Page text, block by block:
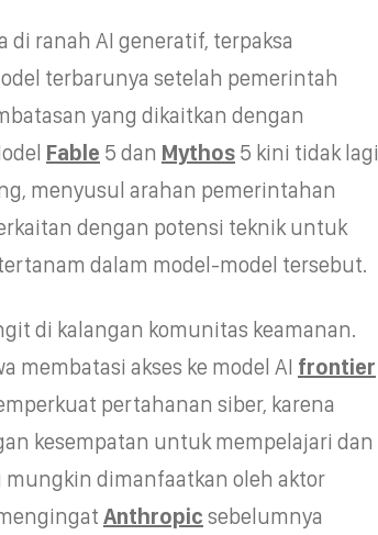
di ranah AI generatif, terpaksa
terbarunya setelah pemerintah
yang dikaitkan dengan
Fable 5 dan Mythos5 kini tidak lagi
menyusul arahan pemerintahan
dengan potensi teknik untuk
dalam model-model tersebut.
di kalangan komunitas keamanan.
membatasi akses ke model AI frontier
pertahanan siber, karena
kesempatan untuk mempelajari dan
dimanfaatkan oleh aktor
Anthropic sebelumnya